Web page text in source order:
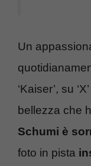
Un
‘Kaiser’, su
bellezza che
Schumi è
foto in pista